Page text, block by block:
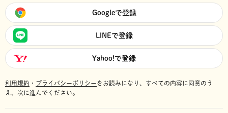
Googleで登録
LINEで登録
Yahoo!で登録
利用規約 ・ プライバシーポリシーをお読みになり、 すべての内容に同意のう
え、次に進んでください。